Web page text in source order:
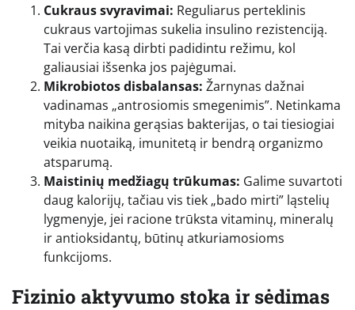
Cukraus svyravimai: Reguliarus perteklinis
cukraus vartojimas sukelia insulino rezistenciją.
Tai verčia kasą dirbti padidintu režimu, kol
galiausiai išsenka jos pajėgumai.
Mikrobiotos disbalansas: Žarnynas dažnai
vadinamas „antrosiomis smegenimis”. Netinkama
mityba naikina gerąsias bakterijas, o tai tiesiogiai
veikia nuotaiką, imunitetą ir bendrą organizmo
atsparumą.
Maistinių medžiagų trūkumas: Galime suvartoti
daug kalorijų, tačiau vis tiek „bado mirti” ląstelių
lygmenyje, jei racione trūksta vitaminų, mineralų
ir antioksidantų, būtinų atkuriamosioms
funkcijoms.
Fizinio aktyvumo stoka ir sėdimas